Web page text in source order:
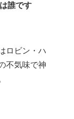
誰です
ロビン・ハ
不気味で神